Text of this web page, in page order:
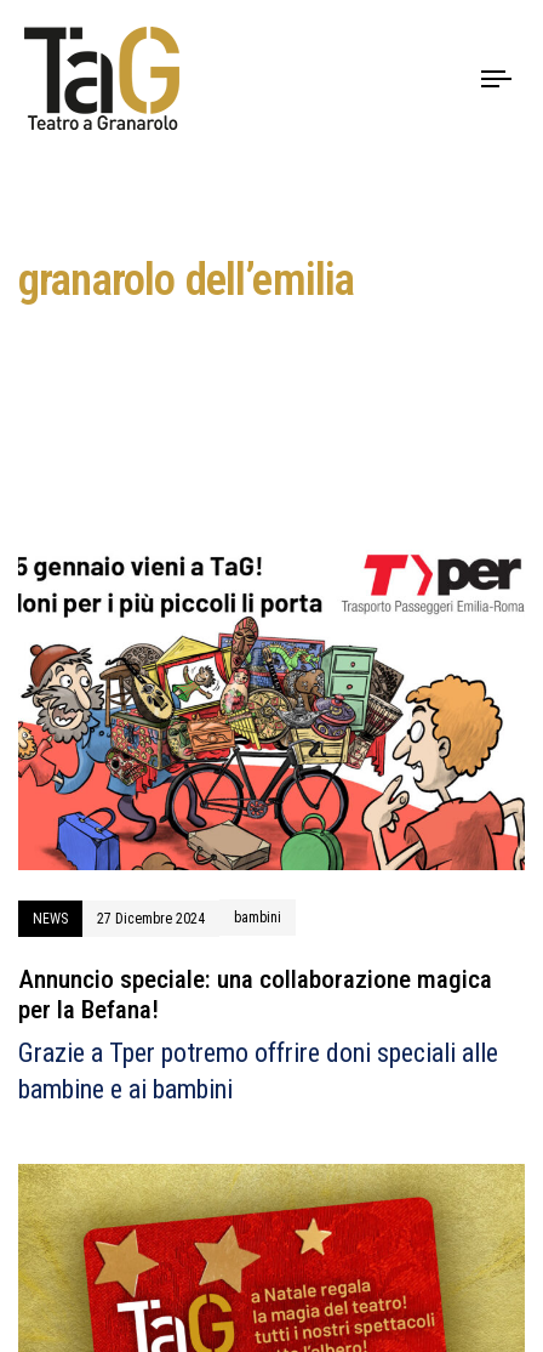
granarolo dell’emilia
NEWS 27 Dicembre 2024 bambini
Annuncio speciale: una collaborazione magica
per la Befana!
Grazie a Tper potremo offrire doni speciali alle
bambine e ai bambini